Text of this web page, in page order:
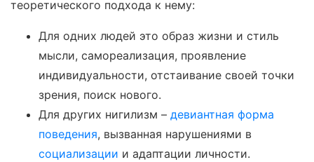
теоретического подхода к нему:
Для одних людей это образ жизни и стиль
мысли, самореализация, проявление
индивидуальности, отстаивание своей точки
зрения, поиск нового.
Для других нигилизм – девиантная форма
поведения, вызванная нарушениями в
социализации и адаптации личности.